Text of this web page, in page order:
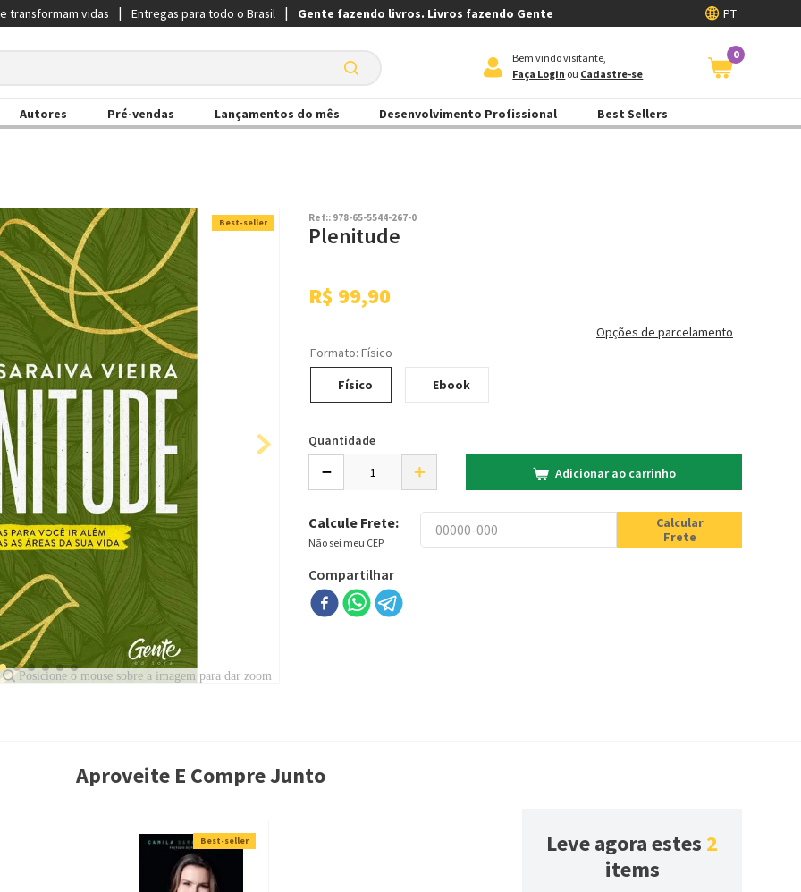
transformam vidas Entregas para todo o Brasil Gente fazendo livros. Livros fazendo Gente PT
Bem vindo visitante,
Faça Login ou Cadastre-se
0
Autores Pré-vendas Lançamentos do mês Desenvolvimento Profissional Best Sellers
Best-seller Ref:: 978-65-5544-267-0
Plenitude
R$ 99,90
Opções de parcelamento
Formato: Físico
Físico
Ebook
Quantidade
＋
－ Adicionar ao carrinho
Calcule Frete:
Não sei meu CEP
Calcular
Frete
Compartilhar
Aproveite E Compre Junto
Best-seller Leve agora estes 2
items